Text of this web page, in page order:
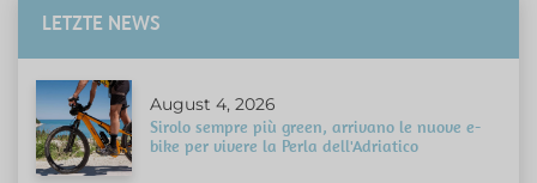
LETZTE NEWS
August 4, 2026
Sirolo sempre più green, arrivano le nuove e-
bike per vivere la Perla dell'Adriatico